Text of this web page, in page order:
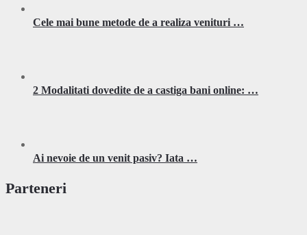
Cele mai bune metode de a realiza venituri …
2 Modalitati dovedite de a castiga bani online: …
Ai nevoie de un venit pasiv? Iata …
Parteneri